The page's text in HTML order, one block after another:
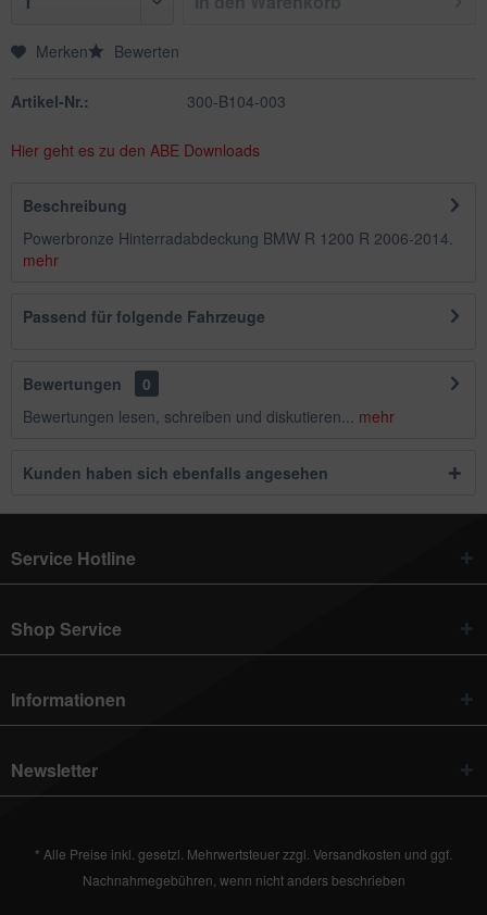
Merken Bewerten
Artikel-Nr.: 300-B104-003
Hier geht es zu den ABE Downloads
Beschreibung
Powerbronze Hinterradabdeckung BMW R 1200 R 2006-2014.
mehr
Passend für folgende Fahrzeuge
Bewertungen
0
Bewertungen lesen, schreiben und diskutieren... mehr
Kunden haben sich ebenfalls angesehen
Service Hotline
Shop Service
Informationen
Newsletter
* Alle Preise inkl. gesetzl. Mehrwertsteuer zzgl. Versandkosten und ggf.
Nachnahmegebühren, wenn nicht anders beschrieben